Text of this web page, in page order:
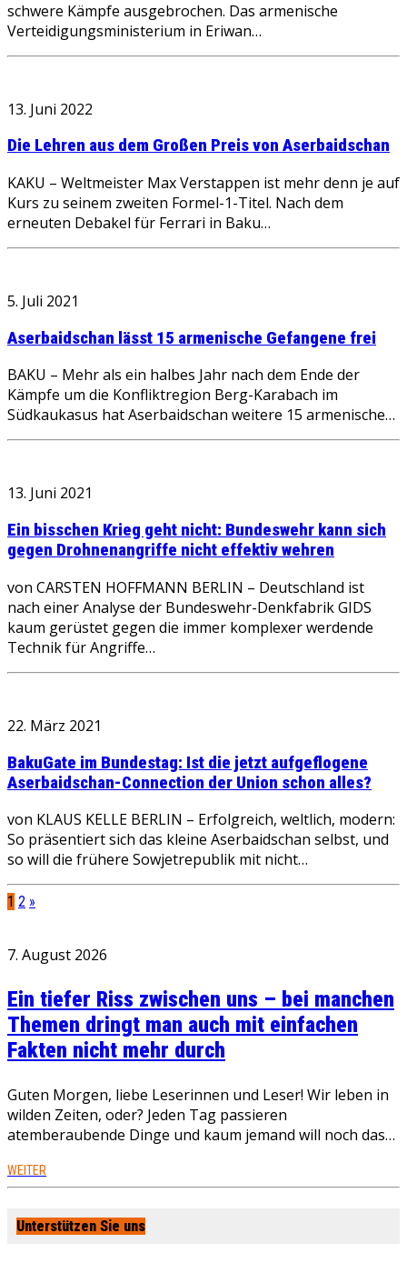
schwere Kämpfe ausgebrochen. Das armenische
Verteidigungsministerium in Eriwan…
13. Juni 2022
Die Lehren aus dem Großen Preis von Aserbaidschan
KAKU – Weltmeister Max Verstappen ist mehr denn je auf
Kurs zu seinem zweiten Formel-1-Titel. Nach dem
erneuten Debakel für Ferrari in Baku…
5. Juli 2021
Aserbaidschan lässt 15 armenische Gefangene frei
BAKU – Mehr als ein halbes Jahr nach dem Ende der
Kämpfe um die Konfliktregion Berg-Karabach im
Südkaukasus hat Aserbaidschan weitere 15 armenische…
13. Juni 2021
Ein bisschen Krieg geht nicht: Bundeswehr kann sich
gegen Drohnenangriffe nicht effektiv wehren
von CARSTEN HOFFMANN BERLIN – Deutschland ist
nach einer Analyse der Bundeswehr-Denkfabrik GIDS
kaum gerüstet gegen die immer komplexer werdende
Technik für Angriffe…
22. März 2021
BakuGate im Bundestag: Ist die jetzt aufgeflogene
Aserbaidschan-Connection der Union schon alles?
von KLAUS KELLE BERLIN – Erfolgreich, weltlich, modern:
So präsentiert sich das kleine Aserbaidschan selbst, und
so will die frühere Sowjetrepublik mit nicht…
1 2 »
7. August 2026
Ein tiefer Riss zwischen uns – bei manchen
Themen dringt man auch mit einfachen
Fakten nicht mehr durch
Guten Morgen, liebe Leserinnen und Leser! Wir leben in
wilden Zeiten, oder? Jeden Tag passieren
atemberaubende Dinge und kaum jemand will noch das…
WEITER
Unterstützen Sie uns